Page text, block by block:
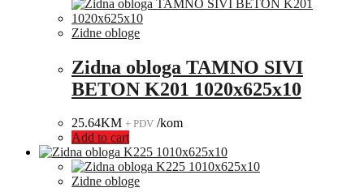
Zidne obloge
Zidna obloga TAMNO SIVI
BETON K201 1020x625x10
25.64KM + PDV /kom
Add to cart
Zidne obloge